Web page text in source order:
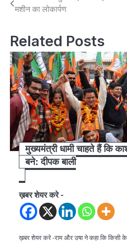
मशीन का लोकार्पण
Related Posts
मुख्यमंत्री धामी चाहते हैं कि
बने: दीपक बाली
ख़बर शेयर करे -
ख़बर शेयर करे -राम और उषा ने कहा कि